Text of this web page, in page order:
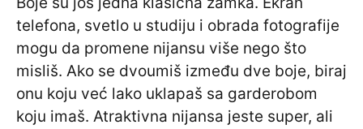
telefona, svetlo u studiju i obrada fotografije
mogu da promene nijansu više nego što
misliš. Ako se dvoumiš između dve boje, biraj
onu koju već lako uklapaš sa garderobom
koju imaš. Atraktivna nijansa jeste super, ali